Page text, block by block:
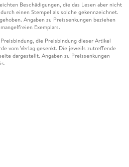
Beschädigungen, die das Lesen aber nicht
einen Stempel als solche gekennzeichnet.
Angaben zu Preissenkungen beziehen
Exemplars.
die Preisbindung dieser Artikel
vom Verlag gesenkt. Die jeweils zutreffende
dargestellt. Angaben zu Preissenkungen